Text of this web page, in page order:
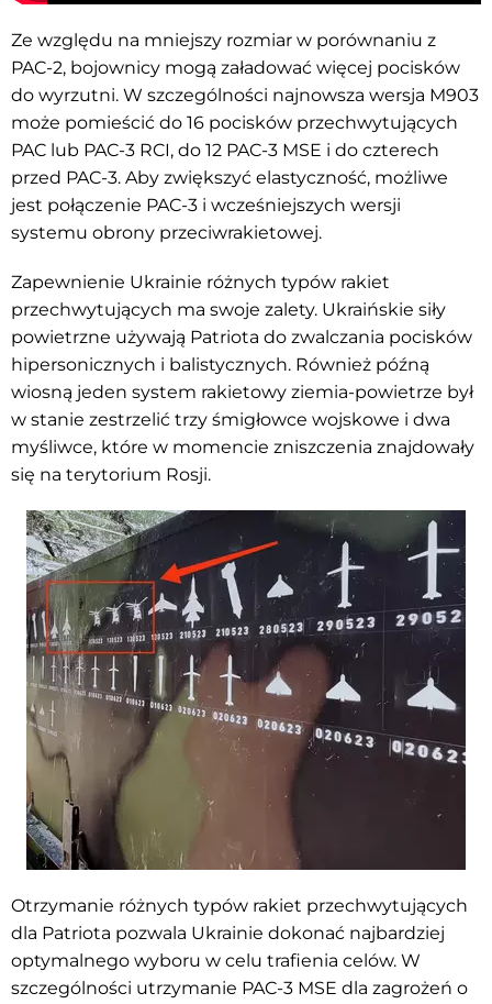
Ze względu na mniejszy rozmiar w porównaniu z
PAC-2, bojownicy mogą załadować więcej pocisków
do wyrzutni. W szczególności najnowsza wersja M903
może pomieścić do 16 pocisków przechwytujących
PAC lub PAC-3 RCI, do 12 PAC-3 MSE i do czterech
przed PAC-3. Aby zwiększyć elastyczność, możliwe
jest połączenie PAC-3 i wcześniejszych wersji
systemu obrony przeciwrakietowej.
Zapewnienie Ukrainie różnych typów rakiet
przechwytujących ma swoje zalety. Ukraińskie siły
powietrzne używają Patriota do zwalczania pocisków
hipersonicznych i balistycznych. Również późną
wiosną jeden system rakietowy ziemia-powietrze był
w stanie zestrzelić trzy śmigłowce wojskowe i dwa
myśliwce, które w momencie zniszczenia znajdowały
się na terytorium Rosji.
Otrzymanie różnych typów rakiet przechwytujących
dla Patriota pozwala Ukrainie dokonać najbardziej
optymalnego wyboru w celu trafienia celów. W
szczególności utrzymanie PAC-3 MSE dla zagrożeń o